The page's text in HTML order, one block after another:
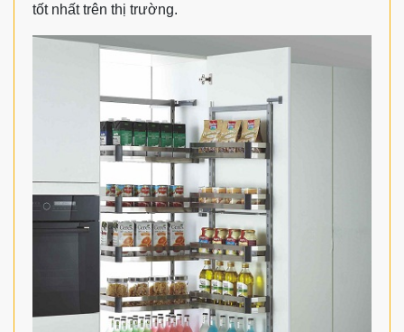
tốt nhất trên thị trường.